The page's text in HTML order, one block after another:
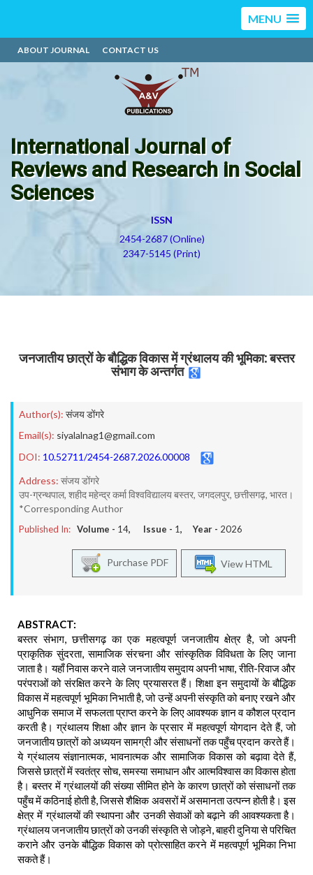
MENU
ABOUT JOURNAL CONTACT US
International Journal of
Reviews and Research in Social
Sciences
ISSN
2454-2687 (Online)
2347-5145 (Print)
जनजातीय छात्रों के बौद्धिक विकास में ग्रंथालय की भूमिका: बस्तर
संभाग के अन्तर्गत
Author(s): संजय डोंगरे
Email(s): siyalalnag1@gmail.com
DOI: 10.52711/2454-2687.2026.00008
Address: संजय डोंगरे
उप-ग्रन्थपाल, शहीद महेन्द्र कर्मा विश्वविद्यालय बस्तर, जगदलपुर, छत्तीसगढ़, भारत।
*Corresponding Author
Published In: Volume - 14, Issue - 1, Year - 2026
View HTML
Purchase PDF
ABSTRACT:
बस्तर संभाग, छत्तीसगढ़ का एक महत्वपूर्ण जनजातीय क्षेत्र है, जो अपनी
प्राकृतिक सुंदरता, सामाजिक संरचना और सांस्कृतिक विविधता के लिए जाना
जाता है। यहाँ निवास करने वाले जनजातीय समुदाय अपनी भाषा, रीति-रिवाज और
परंपराओं को संरक्षित करने के लिए प्रयासरत हैं। शिक्षा इन समुदायों के बौद्धिक
विकास में महत्वपूर्ण भूमिका निभाती है, जो उन्हें अपनी संस्कृति को बनाए रखने और
आधुनिक समाज में सफलता प्राप्त करने के लिए आवश्यक ज्ञान व कौशल प्रदान
करती है। ग्रंथालय शिक्षा और ज्ञान के प्रसार में महत्वपूर्ण योगदान देते हैं, जो
जनजातीय छात्रों को अध्ययन सामग्री और संसाधनों तक पहुँच प्रदान करते हैं।
ये ग्रंथालय संज्ञानात्मक, भावनात्मक और सामाजिक विकास को बढ़ावा देते हैं,
जिससे छात्रों में स्वतंत्र सोच, समस्या समाधान और आत्मविश्वास का विकास होता
है। बस्तर में ग्रंथालयों की संख्या सीमित होने के कारण छात्रों को संसाधनों तक
पहुँच में कठिनाई होती है, जिससे शैक्षिक अवसरों में असमानता उत्पन्न होती है। इस
क्षेत्र में ग्रंथालयों की स्थापना और उनकी सेवाओं को बढ़ाने की आवश्यकता है।
ग्रंथालय जनजातीय छात्रों को उनकी संस्कृति से जोड़ने, बाहरी दुनिया से परिचित
कराने और उनके बौद्धिक विकास को प्रोत्साहित करने में महत्वपूर्ण भूमिका निभा
सकते हैं।